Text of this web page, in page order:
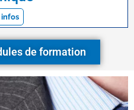
de formation